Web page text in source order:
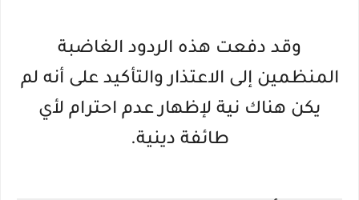
وقد دفعت هذه الردود الغاضبة
المنظمين إلى الاعتذار والتأكيد على أنه لم
يكن هناك نية لإظهار عدم احترام لأي
طائفة دينية.